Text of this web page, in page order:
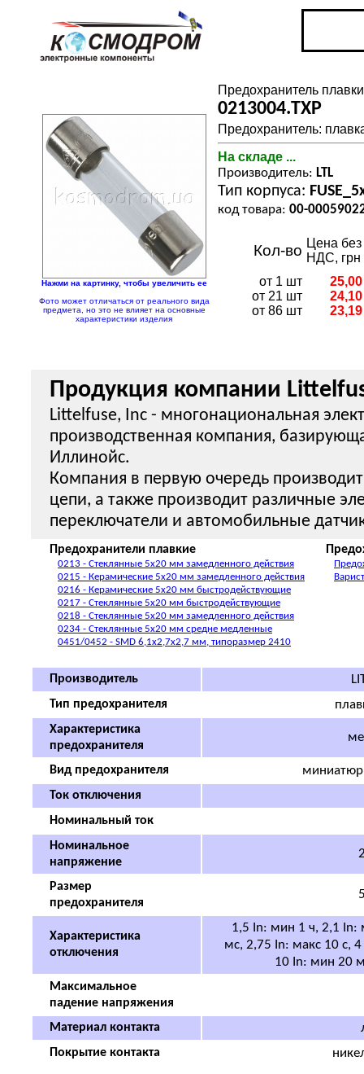
Нажми на картинку, чтобы увеличить ее
Фото может отличаться от реального вида
предмета, но это не влияет на основные
характеристики изделия
Предохранитель
0213004.TXP
Предохранитель:
На складе ...
Производитель: LTL
Тип корпуса:
код товара: 00-
Кол-во Цена без
НДС, грн
от 1 шт
от 21 шт
от 86 шт
25,00
24,10
23,19
Продукция компании
Littelfuse, Inc - многонациональная
производственная компания,
Иллинойс.
Компания в первую очередь
цепи, а также производит различные
переключатели и автомобильные
Предохранители плавкие
0213 - Стеклянные 5x20 мм замедленного действия
0215 - Керамические 5x20 мм замедленного действия
0216 - Керамические 5x20 мм быстродействующие
0217 - Стеклянные 5x20 мм быстродействующие
0218 - Стеклянные 5x20 мм замедленного действия
0234 - Стеклянные 5x20 мм средне медленные
0451/0452 - SMD 6,1x2,7x2,7 мм, типоразмер 2410
Производитель
Тип предохранителя
Характеристика
предохранителя
Вид предохранителя
Ток отключения
Номинальный ток
Номинальное
напряжение
Размер
предохранителя
Характеристика
отключения
1,5 In: мин 1 ч, 2,1
мс, 2,75 In: макс 10 с,
10 In: мин 20
Максимальное
падение напряжения
Материал контакта
Покрытие контакта